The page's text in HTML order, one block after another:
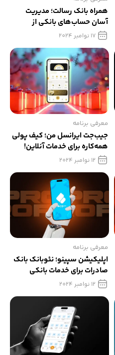
همراه بانک رسالت؛ مدیریت
آسان حساب‌های بانکی از
گوشی شما
17 نوامبر 2024
معرفی برنامه
جیب‌جت ایرانسل من؛ کیف پولی
همه‌کاره برای خدمات آنلاین!
12 نوامبر 2024
معرفی برنامه
اپلیکیشن سپینو؛ نئوبانک بانک
صادرات برای خدمات بانکی
آنلاین
12 نوامبر 2024